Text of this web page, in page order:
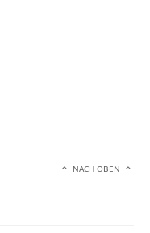
NACH OBEN